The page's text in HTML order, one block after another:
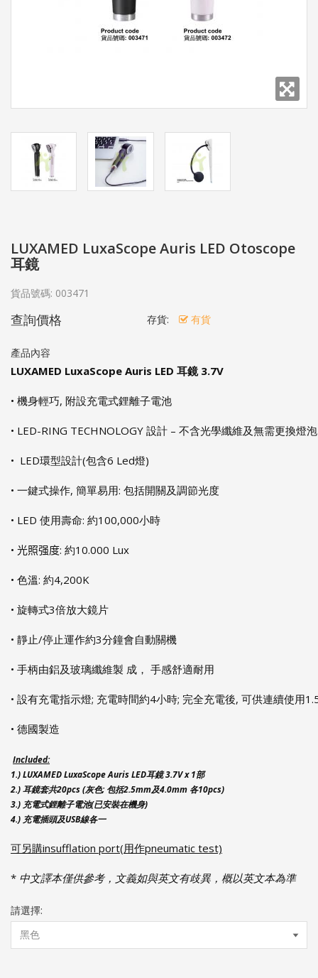
LUXAMED LuxaScope Auris LED Otoscope
耳鏡
貨品號碼: 003471
查詢價格 存貨: 有貨
產品內容
LUXAMED LuxaScope Auris LED 耳鏡 3.7V
• 機身輕巧, 附設充電式鋰離子電池
• LED-RING TECHNOLOGY 設計 – 不含光學纖維及無需更換燈泡
• LED環型設計(包含6 Led燈)
• 一鍵式操作, 簡單易用: 包括開關及調節光度
• LED 使用壽命: 約100,000小時
• 光照强度: 約10.000 Lux
• 色溫: 約4,200K
• 旋轉式3倍放大鏡片
• 靜止/停止運作約3分鐘會自動關機
• 手柄由鋁及玻璃纖維製 成， 手感舒適耐用
• 設有充電指示燈; 充電時間約4小時; 完全充電後, 可供連續使用
• 德國製造
Included:
1.) LUXAMED LuxaScope Auris LED耳鏡3.7V x 1部
2.)耳鏡套共20pcs (灰色; 包括2.5mm及4.0mm 各10pcs)
3.) 充電式鋰離子電池(已安裝在機身)
4.) 充電插頭及USB線各一
可另購insufflation port(用作pneumatic test)
* 中文譯本僅供參考，文義如與英文有歧異，概以英文本為準
請選擇: